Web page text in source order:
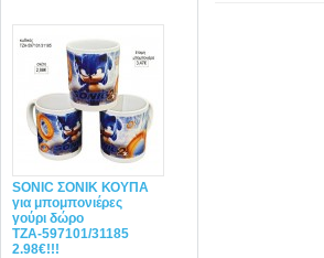
SONIC ΣΟΝΙΚ ΚΟΥΠΑ
για μπομπονιέρες
γούρι δώρο
ΤΖΑ-597101/31185
2.98€!!!